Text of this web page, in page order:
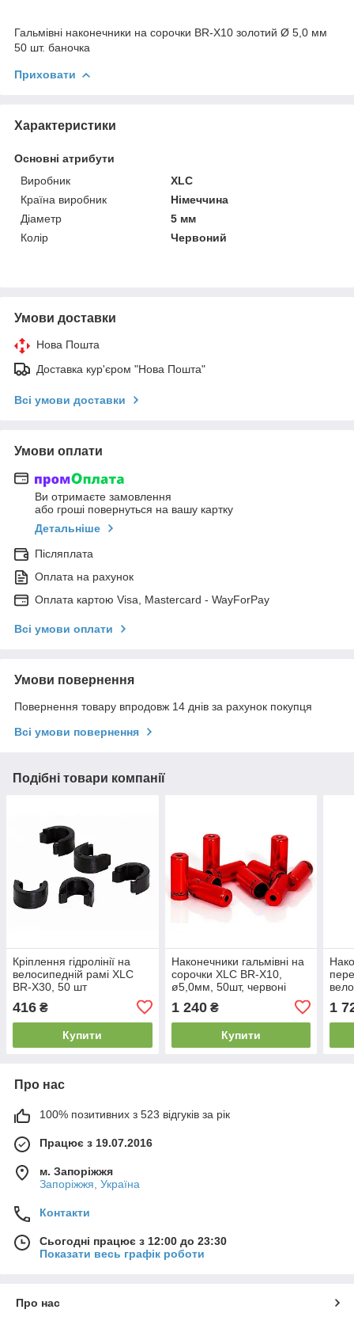
Гальмівні наконечники на сорочки BR-X10 золотий Ø 5,0 мм
50 шт. баночка
Приховати
Характеристики
Основні атрибути
Виробник
XLC
Країна виробник
Німеччина
Діаметр
5 мм
Колір
Червоний
Умови доставки
Нова Пошта
Доставка кур'єром "Нова Пошта"
Всі умови доставки
Умови оплати
Ви отримаєте замовлення
або гроші повернуться на вашу картку
Детальніше
Післяплата
Оплата на рахунок
Оплата картою Visa, Mastercard - WayForPay
Всі умови оплати
Умови повернення
Повернення товару впродовж 14 днів за рахунок покупця
Всі умови повернення
Подібні товари компанії
Кріплення гідролінії на
велосипедній рамі XLC
BR-X30, 50 шт
416 ₴
Купити
Наконечники гальмівні на
сорочки XLC BR-X10,
ø5,0мм, 50шт, червоні
1 240₴
Купити
1
Про нас
100% позитивних з 523 відгуків за рік
Працює з 19.07.2016
м. Запоріжжя
Запоріжжя, Україна
Контакти
Сьогодні працює з 12:00 до 23:30
Показати весь графік роботи
Про нас